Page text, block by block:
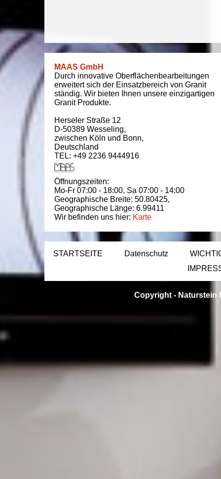
MAAS GmbH
Durch innovative Oberflächenbearbeitungen
erweitert sich der Einsatzbereich von Granit
ständig. Wir bieten Ihnen unsere einzigartigen
Granit Produkte.
Herseler Straße 12
D-50389 Wesseling,
zwischen Köln und Bonn,
Deutschland
TEL: +49 2236 9444916
Öffnungszeiten:
Mo-Fr 07:00 - 18:00, Sa 07:00 - 14:00
Geographische Breite: 50.80425,
Geographische Länge: 6.99411
Wir befinden uns hier: Karte
STARTSEITE Datenschutz
Copyright - Naturstein